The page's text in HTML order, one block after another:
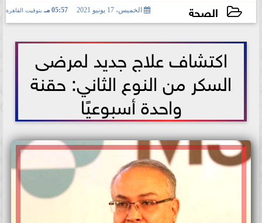
الصحة الخميس، 17 يونيو 2021 05:57 مـ بتوقيت القاهرة
اكتشاف علاج جديد لمرضى
السكر من النوع الثاني: حقنة
واحدة أسبوعيًا